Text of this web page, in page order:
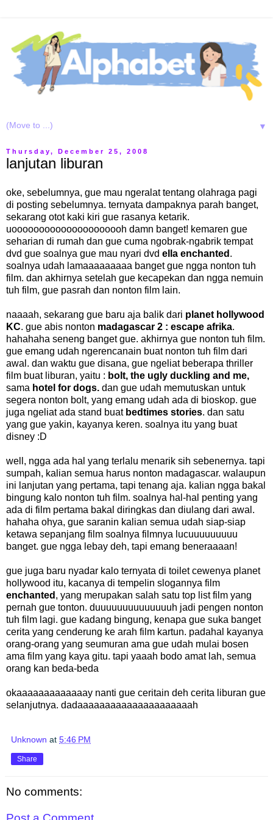
▼
Thursday, December 25, 2008
lanjutan liburan
oke, sebelumnya, gue mau ngeralat tentang olahraga pagi
di posting sebelumnya. ternyata dampaknya parah banget,
sekarang otot kaki kiri gue rasanya ketarik.
uooooooooooooooooooooh damn banget! kemaren gue
seharian di rumah dan gue cuma ngobrak-ngabrik tempat
dvd gue soalnya gue mau nyari dvd ella enchanted .
soalnya udah lamaaaaaaaaa banget gue ngga nonton tuh
film. dan akhirnya setelah gue kecapekan dan ngga nemuin
tuh film, gue pasrah dan nonton film lain.
naaaah, sekarang gue baru aja balik dari planet hollywood
KC. gue abis nonton madagascar 2 : escape afrika.
hahahaha seneng banget gue. akhirnya gue nonton tuh film.
gue emang udah ngerencanain buat nonton tuh film dari
awal. dan waktu gue disana, gue ngeliat beberapa thriller
film buat liburan, yaitu : bolt, the ugly duckling and me,
sama hotel for dogs. dan gue udah memutuskan untuk
segera nonton bolt, yang emang udah ada di bioskop. gue
juga ngeliat ada stand buat bedtimes stories. dan satu
yang gue yakin, kayanya keren. soalnya itu yang buat
disney :D
well, ngga ada hal yang terlalu menarik sih sebenernya. tapi
sumpah, kalian semua harus nonton madagascar. walaupun
ini lanjutan yang pertama, tapi tenang aja. kalian ngga bakal
bingung kalo nonton tuh film. soalnya hal-hal penting yang
ada di film pertama bakal diringkas dan diulang dari awal.
hahaha ohya, gue saranin kalian semua udah siap-siap
ketawa sepanjang film soalnya filmnya lucuuuuuuuuu
banget. gue ngga lebay deh, tapi emang beneraaaan!
gue juga baru nyadar kalo ternyata di toilet cewenya planet
hollywood itu, kacanya di tempelin slogannya film
enchanted , yang merupakan salah satu top list film yang
pernah gue tonton. duuuuuuuuuuuuuuh jadi pengen nonton
tuh film lagi. gue kadang bingung, kenapa gue suka banget
cerita yang cenderung ke arah film kartun. padahal kayanya
orang-orang yang seumuran ama gue udah mulai bosen
ama film yang kaya gitu. tapi yaaah bodo amat lah, semua
orang kan beda-beda
okaaaaaaaaaaaaay nanti gue ceritain deh cerita liburan gue
selanjutnya. dadaaaaaaaaaaaaaaaaaaaaah
Unknown at 5:46 PM
Share
No comments: